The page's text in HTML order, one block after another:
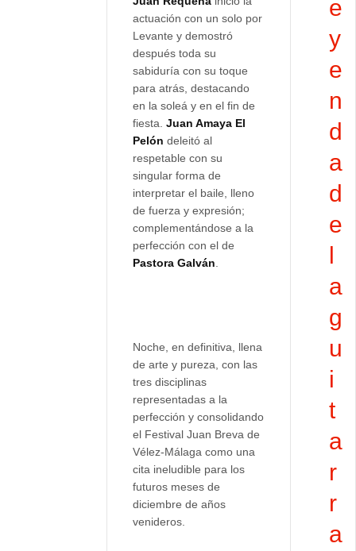
actuación con un solo por
Levante y demostró
después toda su
sabiduría con su toque
para atrás, destacando
en la soleá y en el fin de
fiesta.Juan Amaya El
Pelón deleitó al
respetable con su
singular forma de
interpretar el baile, lleno
de fuerza y expresión;
complementándose a la
perfección con el de
Pastora Galván
Noche, en definitiva, llena
de arte y pureza, con las
tres disciplinas
representadas a la
perfección y consolidando
el Festival Juan Breva de
Vélez-Málaga como una
cita ineludible para los
futuros meses de
diciembre de años
venideros.
e
y
e
n
d
a
d
e
l
a
g
u
i
t
a
r
r
a